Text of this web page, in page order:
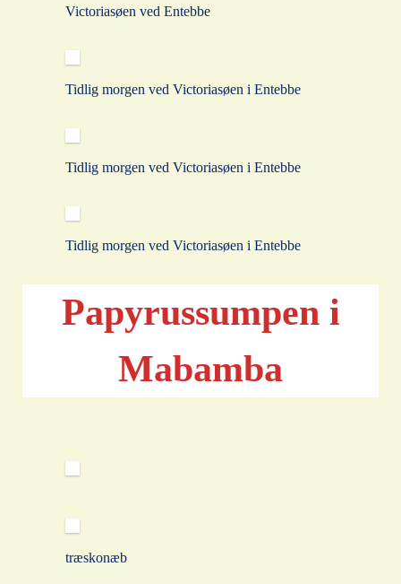
Victoriasøen ved Entebbe
Tidlig morgen ved Victoriasøen i Entebbe
Tidlig morgen ved Victoriasøen i Entebbe
Tidlig morgen ved Victoriasøen i Entebbe
Papyrussumpen i
Mabamba
træskonæb